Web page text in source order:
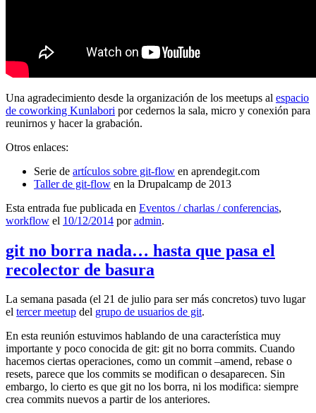
Una agradecimiento desde la organización de los meetups al espacio
de coworking Kunlabori por cedernos la sala, micro y conexión para
reunirnos y hacer la grabación.
Otros enlaces:
Serie de artículos sobre git-flow en aprendegit.com
Taller de git-flow en la Drupalcamp de 2013
Esta entrada fue publicada en Eventos / charlas / conferencias,
workflow el 10/12/2014 poradmin.
git no borra nada… hasta que pasa el
recolector de basura
La semana pasada (el 21 de julio para ser más concretos) tuvo lugar
el tercer meetup del grupo de usuarios de git.
En esta reunión estuvimos hablando de una característica muy
importante y poco conocida de git: git no borra commits. Cuando
hacemos ciertas operaciones, como un commit –amend, rebase o
resets, parece que los commits se modifican o desaparecen. Sin
embargo, lo cierto es que git no los borra, ni los modifica: siempre
crea commits nuevos a partir de los anteriores.